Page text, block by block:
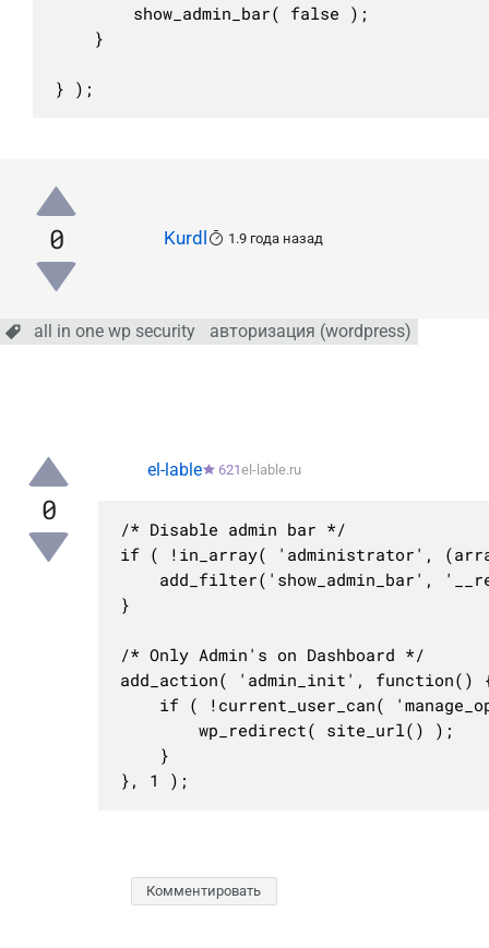
} );
0 Kurdl 1.9 года назад
all in one wp security авторизация (wordpress)
0
el-lable 621el-lable.ru
/* Disable admin bar */
if ( !in_array( 'administrator',
}
/* Only Admin's on Dashboard */
add_action( 'admin_init', function()
}, 1 );
Комментировать